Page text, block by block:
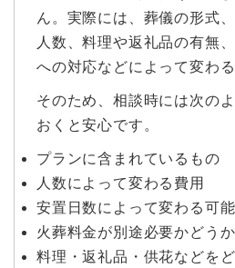
ん。実際には、葬儀の形式
人数、料理や返礼品の有無
への対応などによって変わ
そのため、相談時には次の
おくと安心です。
プランに含まれているもの
人数によって変わる費用
安置日数によって変わる可
火葬料金が別途必要かどうか
料理・返礼品・供花などを